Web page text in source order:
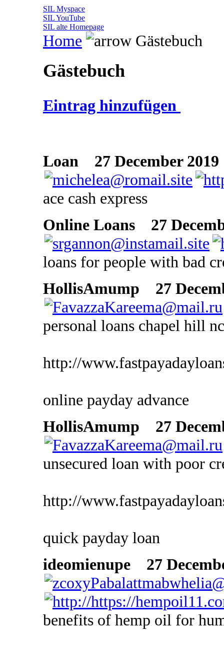
SIL Myspace
SIL YouTube
SIL alte Homepage
Home Gästebuch
Gästebuch
Eintrag hinzufügen
Loan 27 December
ace cash express
Online Loans
27
loans for people with bad
HollisAmump
27
personal loans chapel hill nc
http://
online payday advance
HollisAmump
27
unsecured loan with poor
http://
quick payday loan
ideomienupe
27
benefits of hemp oil for